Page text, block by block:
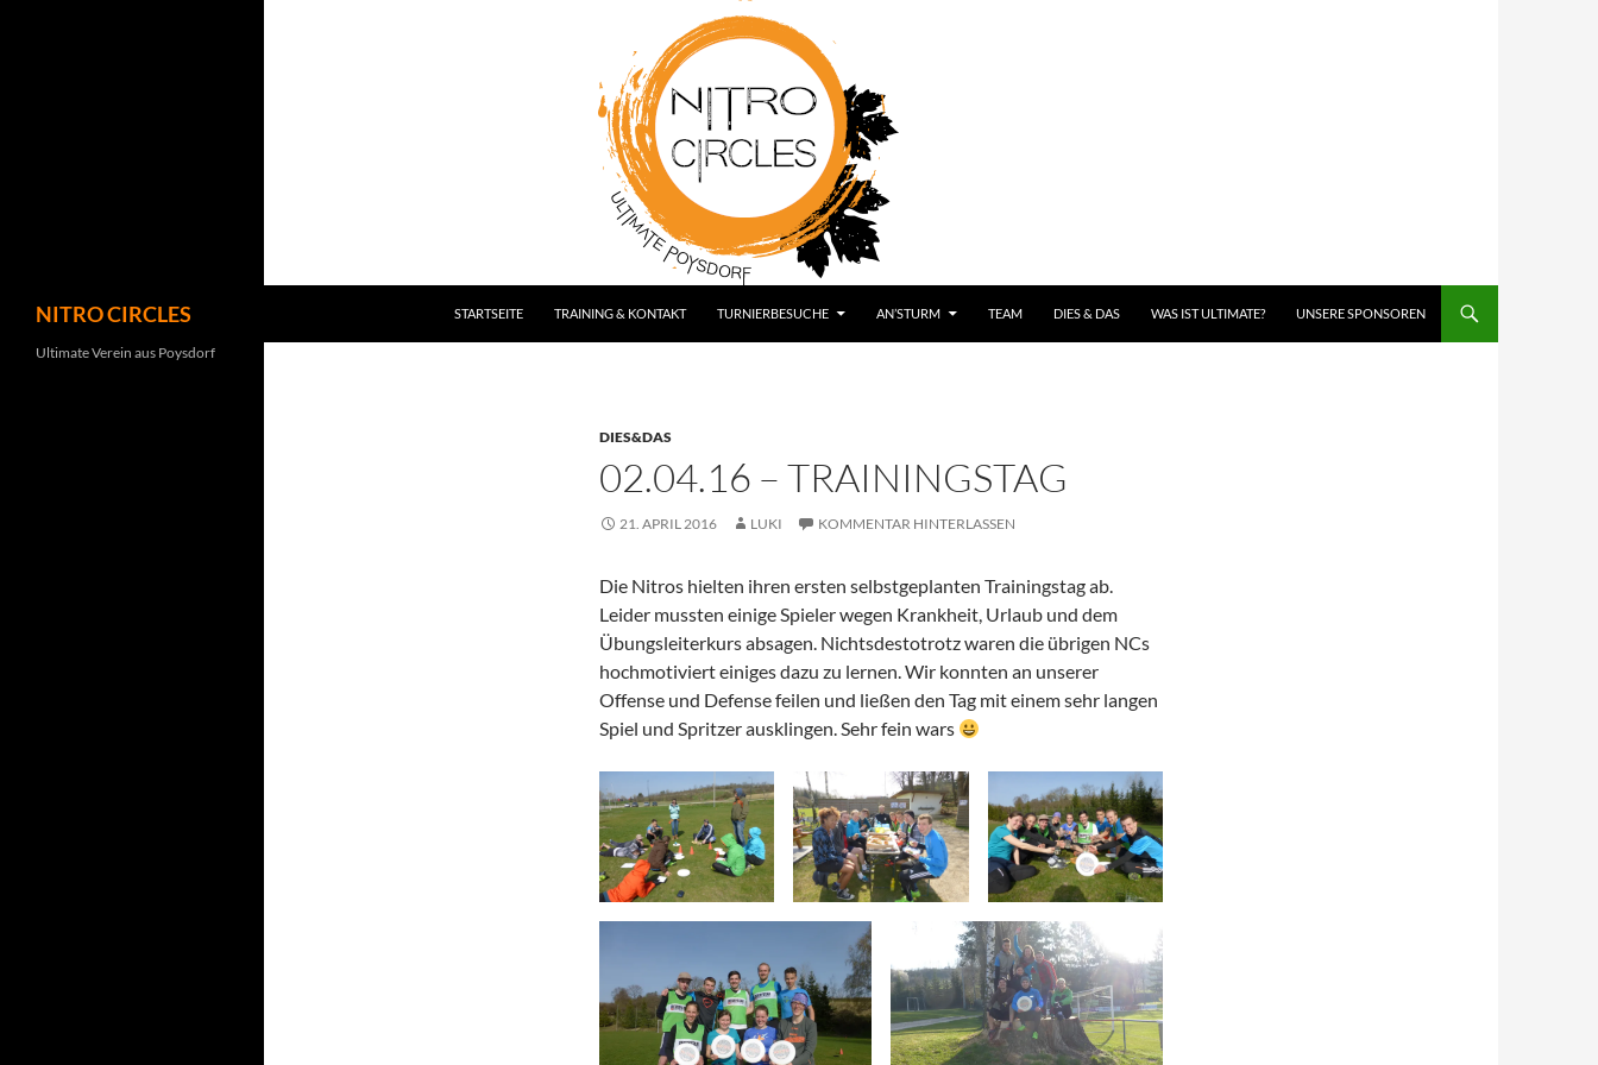
NITRO CIRCLES STARTSEITE TRAINING & KONTAKT TURNIERBESUCHE AN’STURM TEAM DIES & DAS WAS IST ULTIMATE? UNSERE SPONSOREN
DIES&DAS
02.04.16 – TRAININGSTAG
21. APRIL 2016 LUKI KOMMENTAR HINTERLASSEN
Die Nitros hielten ihren ersten selbstgeplanten Trainingstag ab.
Leider mussten einige Spieler wegen Krankheit, Urlaub und dem
Übungsleiterkurs absagen. Nichtsdestotrotz waren die übrigen NCs
hochmotiviert einiges dazu zu lernen. Wir konnten an unserer
Offense und Defense feilen und ließen den Tag mit einem sehr langen
Spiel und Spritzer ausklingen. Sehr fein wars
Ultimate Verein aus Poysdorf